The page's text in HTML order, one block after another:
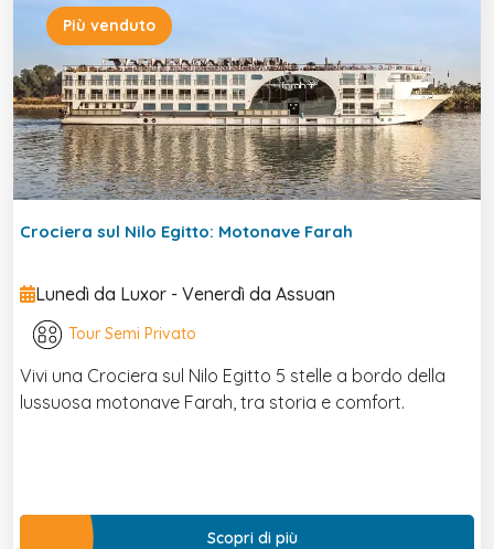
Più venduto
Crociera sul Nilo Egitto: Motonave Farah
Lunedì da Luxor - Venerdì da Assuan
Tour Semi Privato
Vivi una Crociera sul Nilo Egitto 5 stelle a bordo della
lussuosa motonave Farah, tra storia e comfort.
Scopri di più